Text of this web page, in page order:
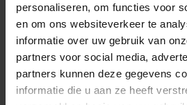
personaliseren, om functies voor
en om ons websiteverkeer te
informatie over uw gebruik van
partners voor social media,
partners kunnen deze gegevens
informatie die u aan ze heeft
Sta jij aan het begin van je
een nieuwe richting waarin je
écht impact maakt voor
kans! Bij Omnyacc krijg je de
salarisadministratie in de praktijk
begeleiding en collega’s die